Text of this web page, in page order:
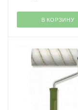
В КОРЗИНУ